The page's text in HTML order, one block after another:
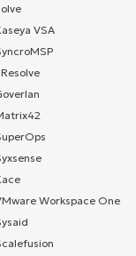
VSA
Workspace One